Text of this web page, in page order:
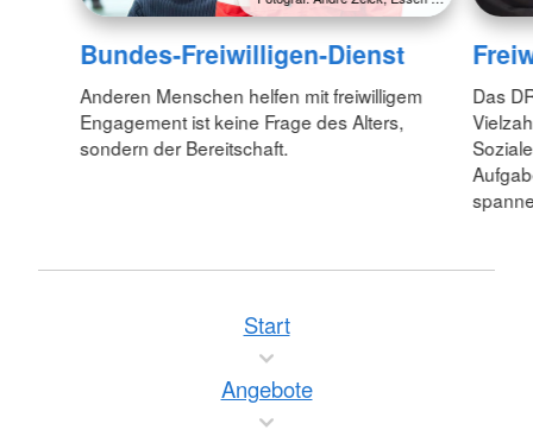
Bundes-Freiwilligen-Dienst
Anderen Menschen helfen mit freiwilligem
Engagement ist keine Frage des Alters,
sondern der Bereitschaft.
Das
Start
Angebote